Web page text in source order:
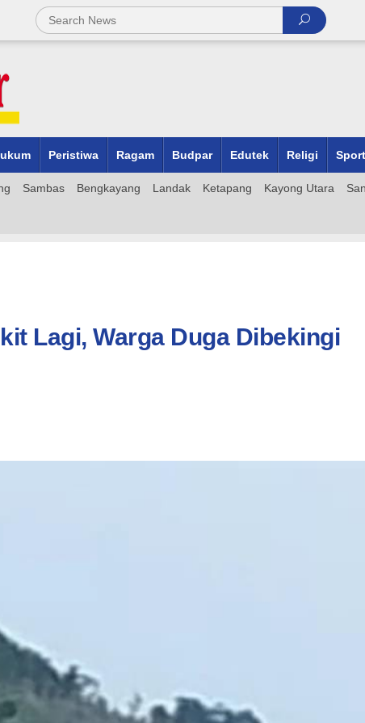
Peristiwa Ragam Budpar Edutek Religi Sport
Sambas Bengkayang Landak Ketapang Kayong Utara
Lagi, Warga Duga Dibekingi